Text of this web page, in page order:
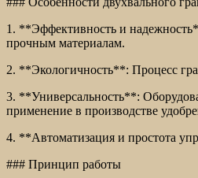
1. **Эффективность и
прочным материалам.
2. **Экологичность**: Процесс
3. **Универсальность**:
применение в производстве
4. **Автоматизация и простота
### Принцип работы